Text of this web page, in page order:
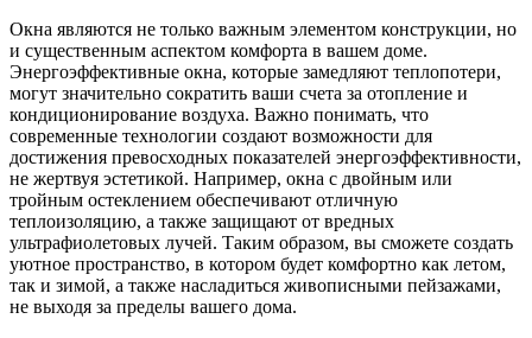
Окна являются не только важным элементом конструкции, но
и существенным аспектом комфорта в вашем доме.
Энергоэффективные окна, которые замедляют теплопотери,
могут значительно сократить ваши счета за отопление и
кондиционирование воздуха. Важно понимать, что
современные технологии создают возможности для
достижения превосходных показателей энергоэффективности,
не жертвуя эстетикой. Например, окна с двойным или
тройным остеклением обеспечивают отличную
теплоизоляцию, а также защищают от вредных
ультрафиолетовых лучей. Таким образом, вы сможете создать
уютное пространство, в котором будет комфортно как летом,
так и зимой, а также насладиться живописными пейзажами,
не выходя за пределы вашего дома.